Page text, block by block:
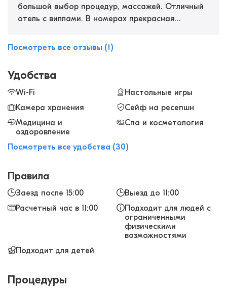
большой выбор процедур, массажей. Отличный
отель с виллами. В номерах прекрасная
дружелюбный и услужливый. Отличное место
Посмотреть все отзывы (1)
Удобства
Wi-Fi
Настольные игры
Камера хранения
Сейф на ресепшн
Медицина и
оздоровление
Спа и косметология
Посмотреть все удобства (30)
Правила
Заезд после 15:00
Выезд до 11:00
Расчетный час в 11:00
Подходит для людей с
ограниченными
физическими
возможностями
Подходит для детей
Процедуры